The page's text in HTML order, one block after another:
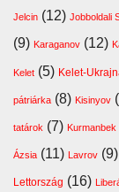
Jelcin (12) Jobboldali
(9) Karaganov (12)
Kelet (5) Kelet-
pátriárka (8) Kisinyov
tatárok (7) Kurmanbek
Ázsia (11) Lavrov (9)
Lettország (16)